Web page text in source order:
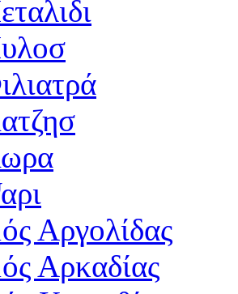
Αργολίδας
Αρκαδίας